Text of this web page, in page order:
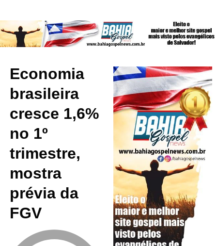
Economia
brasileira
cresce 1,6%
no 1º
trimestre,
mostra
prévia da
FGV